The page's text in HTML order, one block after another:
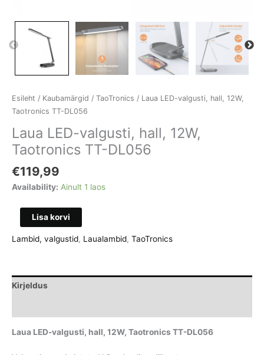
Esileht / Kaubamärgid / TaoTronics / Laua LED-valgusti, hall, 12W,
Taotronics TT-DL056
Laua LED-valgusti, hall, 12W,
Taotronics TT-DL056
€119,99
Availability: Ainult 1 laos
LED-
valgusti,
Taotronics
TT-
kogus
Lisa korvi
Lambid, valgustid, Laualambid, TaoTronics
Kirjeldus
Laua LED-valgusti, hall, 12W, Taotronics TT-DL056